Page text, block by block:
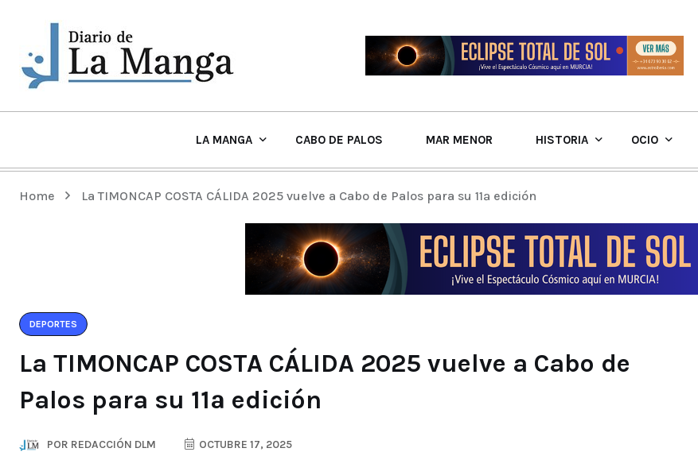
LA MANGA CABO DE PALOS MAR MENOR HISTORIA OCIO
Home La TIMONCAP COSTA CÁLIDA 2025 vuelve a Cabo de Palos para su 11ª edición
DEPORTES
La TIMONCAP COSTA CÁLIDA 2025 vuelve a Cabo de
Palos para su 11ª edición
POR REDACCIÓN DLM OCTUBRE 17, 2025